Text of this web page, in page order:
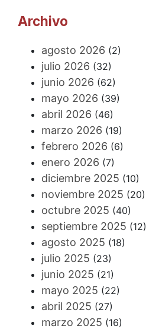
Archivo
agosto 2026 (2)
julio 2026 (32)
junio 2026 (62)
mayo 2026 (39)
abril 2026 (46)
marzo 2026 (19)
febrero 2026 (6)
enero 2026 (7)
diciembre 2025 (10)
noviembre 2025 (20)
octubre 2025 (40)
septiembre 2025 (12)
agosto 2025 (18)
julio 2025 (23)
junio 2025 (21)
mayo 2025 (22)
abril 2025 (27)
marzo 2025 (16)